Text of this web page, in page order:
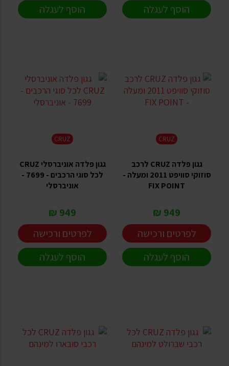
הוסף לעגלה
הוסף לעגלה
CRUZ
גגון פלדה CRUZ לרכב
סוזוקי סוויפט 2011 ומעלה -
FIX POINT
949 ₪
לפרטים ורכישה
הוסף לעגלה
CRUZ
גגון פלדה אוניברסלי CRUZ
לכל סוגי הרכבים - 7699 -
אוניברסלי
949 ₪
לפרטים ורכישה
הוסף לעגלה